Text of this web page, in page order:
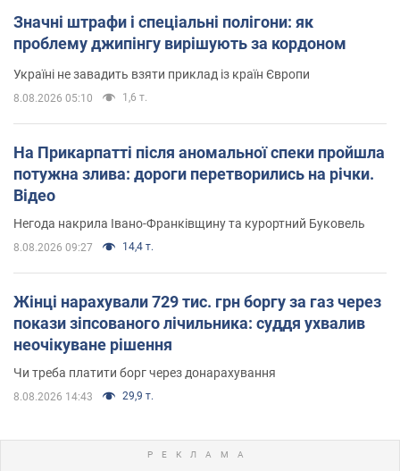
Значні штрафи і спеціальні полігони: як
проблему джипінгу вирішують за кордоном
Україні не завадить взяти приклад із країн Європи
8.08.2026 05:10 1,6 т.
На Прикарпатті після аномальної спеки пройшла
потужна злива: дороги перетворились на річки.
Відео
Негода накрила Івано-Франківщину та курортний Буковель
8.08.2026 09:27 14,4 т.
Жінці нарахували 729 тис. грн боргу за газ через
покази зіпсованого лічильника: суддя ухвалив
неочікуване рішення
Чи треба платити борг через донарахування
8.08.2026 14:43 29,9 т.